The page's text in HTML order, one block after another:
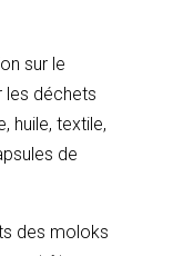
sur le
les déchets
huile, textile,
de
des moloks